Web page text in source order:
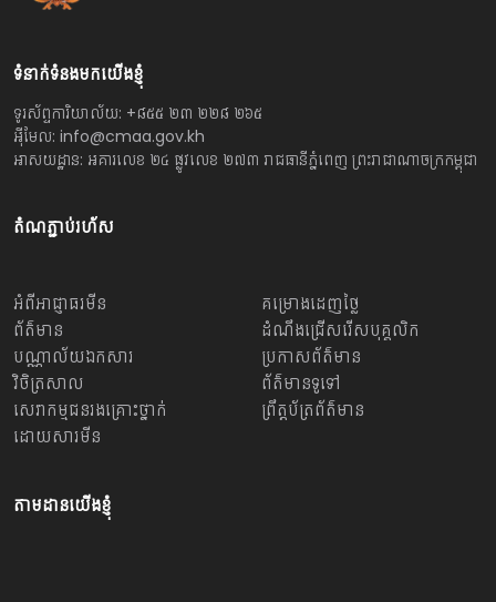
ទំនាក់ទំនងមកយើងខ្ញុំ
ទូរស័ព្ទការិយាល័យ: +៨៥៥ ២៣ ២២៨ ២៦៥
អ៊ីមែល: info@cmaa.gov.kh
អាសយដ្ឋាន: អគារលេខ ២៤ ផ្លូវលេខ ២៧៣ រាជធានីភ្នំពេញ ព្រះរាជាណាចក្រកម្ពុជា
តំណភ្ជាប់រហ័ស
អំពីអាជ្ញាធរមីន
ព័ត៌មាន
បណ្ណាល័យឯកសារ
វិចិត្រសាល
សេវាកម្មជនរងគ្រោះថ្នាក់
ដោយសារមីន
គម្រោងដេញថ្លៃ
ដំណឹងជ្រើសរើសបុគ្គលិក
ប្រកាសព័ត៌មាន
ព័ត៌មានទូទៅ
ព្រឹត្តប័ត្រព័ត៌មាន
តាមដានយើងខ្ញុំ